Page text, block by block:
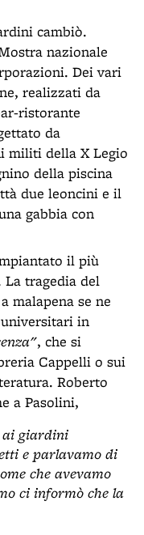
cambiò.
nazionale
Dei vari
realizzati da
ristorante
da
militi della X Legio
della piscina
due leoncini e il
gabbia con
il più
tragedia del
malapena se ne
in
, che si
Cappelli o sui
Roberto
a Pasolini,
ai giardini
e parlavamo di
che avevamo
ci informò che la